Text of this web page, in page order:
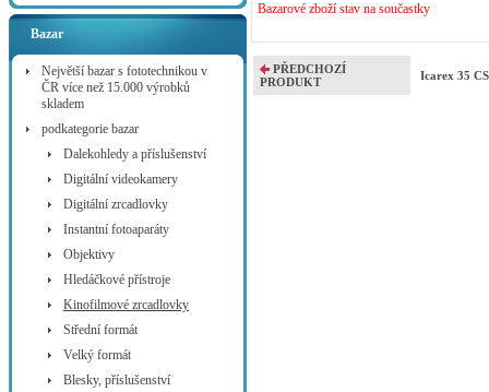
Bazar
Největší bazar s fototechnikou v
ČR více než 15.000 výrobků
skladem
podkategorie bazar
Dalekohledy a příslušenství
Digitální videokamery
Digitální zrcadlovky
Instantní fotoaparáty
Objektivy
Hledáčkové přístroje
Kinofilmové zrcadlovky
Střední formát
Velký formát
Blesky, příslušenství
Bazarové zboží stav na součastky
PŘEDCHOZÍ
PRODUKT
Icarex 35